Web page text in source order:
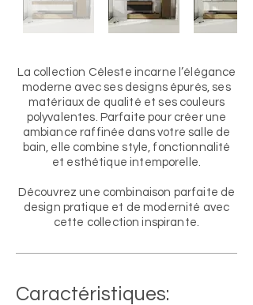
La collection Céleste incarne l’élégance
moderne avec ses designs épurés, ses
matériaux de qualité et ses couleurs
polyvalentes. Parfaite pour créer une
ambiance raffinée dans votre salle de
bain, elle combine style, fonctionnalité
et esthétique intemporelle.
Découvrez une combinaison parfaite de
design pratique et de modernité avec
cette collection inspirante.
Caractéristiques: